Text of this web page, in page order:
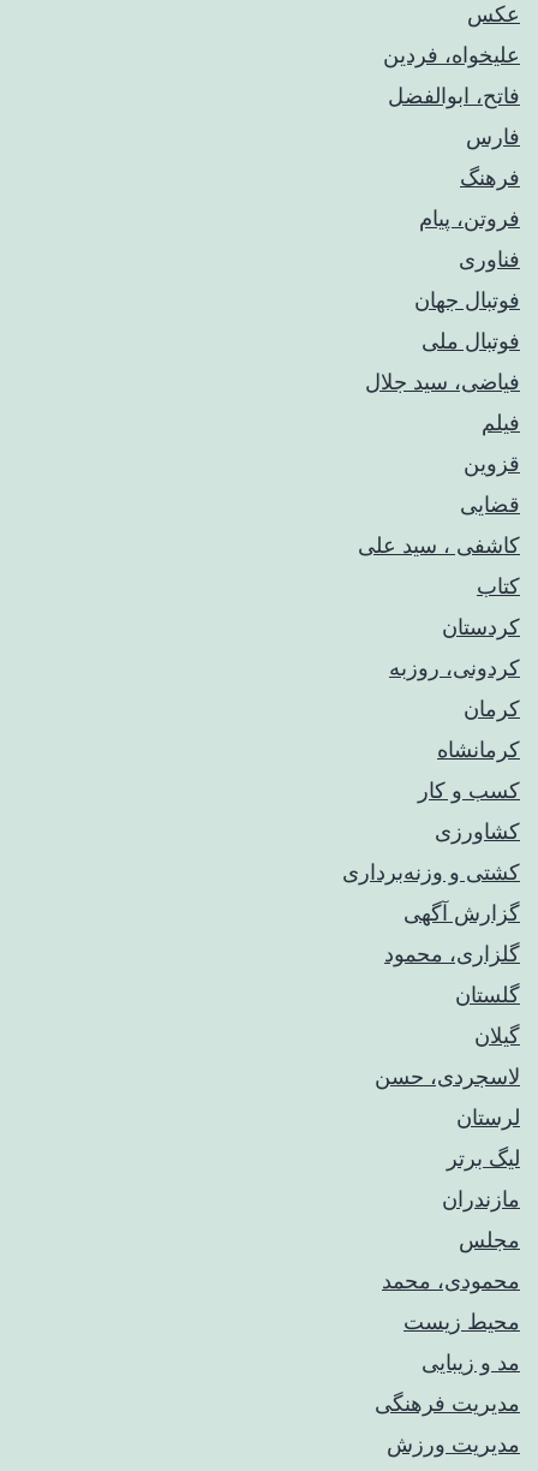
عکس
علیخواه، فردین
فاتح، ابوالفضل
فارس
فرهنگ
فروتن، پیام
فناوری
فوتبال جهان
فوتبال ملی
فیاضی، سید جلال
فیلم
قزوین
قضایی
کاشفی ، سید علی
کتاب
کردستان
کردونی، روزبه
کرمان
کرمانشاه
کسب و کار
کشاورزی
کشتی و وزنه‌برداری
گزارش آگهی
گلزاری، محمود
گلستان
گیلان
لاسجردی، حسن
لرستان
لیگ برتر
مازندران
مجلس
محمودی، محمد
محیط زیست
مد و زیبایی
مدیریت فرهنگی
مدیریت ورزش